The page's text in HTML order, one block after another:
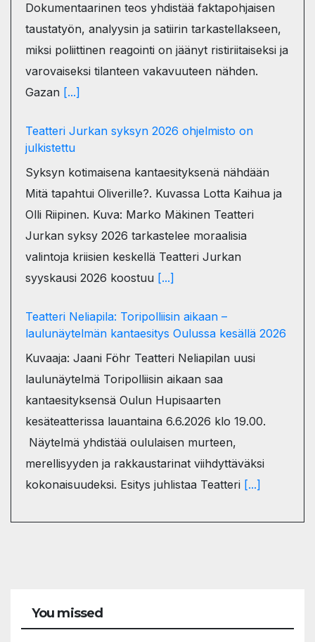
Dokumentaarinen teos yhdistää faktapohjaisen
taustatyön, analyysin ja satiirin tarkastellakseen,
miksi poliittinen reagointi on jäänyt ristiriitaiseksi ja
varovaiseksi tilanteen vakavuuteen nähden.
Gazan [...]
Teatteri Jurkan syksyn 2026 ohjelmisto on
julkistettu
Syksyn kotimaisena kantaesityksenä nähdään
Mitä tapahtui Oliverille?. Kuvassa Lotta Kaihua ja
Olli Riipinen. Kuva: Marko Mäkinen Teatteri
Jurkan syksy 2026 tarkastelee moraalisia
valintoja kriisien keskellä Teatteri Jurkan
syyskausi 2026 koostuu [...]
Teatteri Neliapila: Toripolliisin aikaan –
laulunäytelmän kantaesitys Oulussa kesällä 2026
Kuvaaja: Jaani Föhr Teatteri Neliapilan uusi
laulunäytelmä Toripolliisin aikaan saa
kantaesityksensä Oulun Hupisaarten
kesäteatterissa lauantaina 6.6.2026 klo 19.00.
Näytelmä yhdistää oululaisen murteen,
merellisyyden ja rakkaustarinat viihdyttäväksi
kokonaisuudeksi. Esitys juhlistaa Teatteri [...]
You missed